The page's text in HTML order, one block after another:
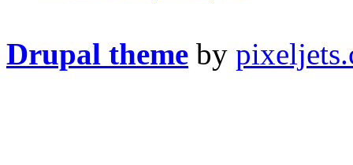
Drupal theme by